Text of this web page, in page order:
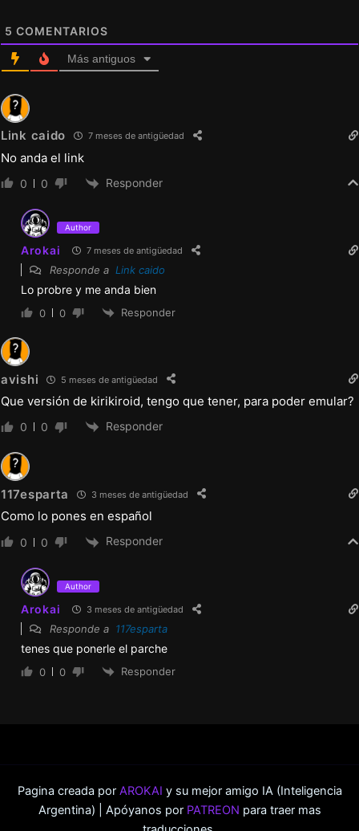
5 COMENTARIOS
Más antiguos
Link caido 7 meses de antigüedad
No anda el link
0 0 Responder
Author
Arokai 7 meses de antigüedad
Responde a Link caido
Lo probre y me anda bien
0 0 Responder
avishi 5 meses de antigüedad
Que versión de kirikiroid, tengo que tener, para poder emular?
0 0 Responder
117esparta 3 meses de antigüedad
Como lo pones en español
0 0 Responder
Author
Arokai 3 meses de antigüedad
Responde a 117esparta
tenes que ponerle el parche
0 0 Responder
Pagina creada por AROKAI y su mejor amigo IA (Inteligencia
Argentina) | Apóyanos por PATREON para traer mas